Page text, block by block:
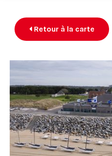
Retour à la carte